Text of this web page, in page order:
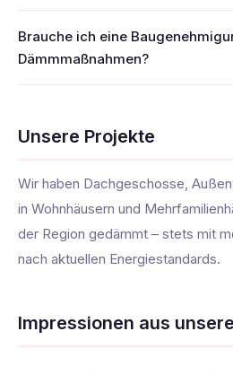
Brauche ich eine
Dämmmaßnahmen?
Unsere Projekte
Wir haben Dachgeschosse,
in Wohnhäusern und
der Region gedämmt – stets mit
nach aktuellen Energiestandards.
Impressionen aus